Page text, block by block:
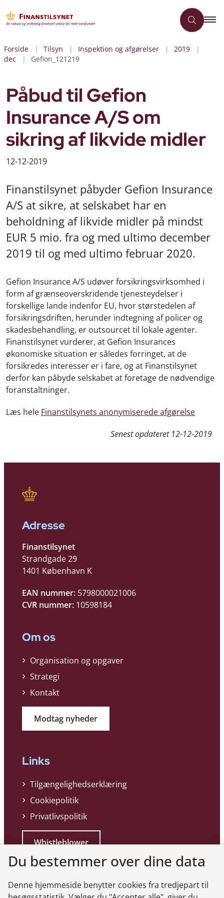
Forside Tilsyn Inspektion og afgørelser
2019
dec
Gefion_121219
Påbud til Gefion
Insurance A/S om
sikring af likvide midler
12-12-2019
Finanstilsynet påbyder Gefion Insurance
A/S at sikre, at selskabet har en
beholdning af likvide midler på mindst
EUR 5 mio. fra og med ultimo december
2019 til og med ultimo februar 2020.
Gefion Insurance A/S udøver forsikringsvirksomhed i
form af grænseoverskridende tjenesteydelser i
forskellige lande indenfor EU, hvor størstedelen af
forsikringsdriften, herunder indtegning af policer og
skadesbehandling, er outsourcet til lokale agenter.
Finanstilsynet vurderer, at Gefion Insurances
økonomiske situation er således forringet, at de
forsikredes interesser er i fare, og at Finanstilsynet
derfor kan påbyde selskabet at foretage de nødvendige
foranstaltninger.
Læs hele Finanstilsynets anonymiserede afgørelse
Senest opdateret 12-12-2019
Adresse
Finanstilsynet
Strandgade 29
1401 København K
EAN nummer: 5798000021006
CVR nummer: 10598184
Om os
Organisation og opgaver
Strategi
Kontakt
Modtag nyheder
Links
Tilgængelighedserklæring
Cookiepolitik
Privatlivspolitik
Whistleblower
Du bestemmer over dine data
Denne hjemmeside benytter cookies fra tredjepart til